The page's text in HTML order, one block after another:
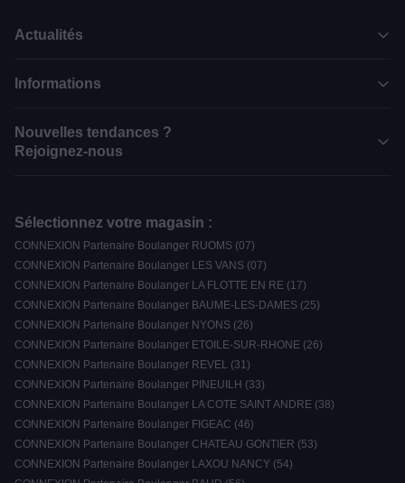
Actualités
Informations
Nouvelles tendances ?
Rejoignez-nous
Sélectionnez votre magasin :
CONNEXION Partenaire Boulanger RUOMS (07)
CONNEXION Partenaire Boulanger LES VANS (07)
CONNEXION Partenaire Boulanger LA FLOTTE EN RE (17)
CONNEXION Partenaire Boulanger BAUME-LES-DAMES (25)
CONNEXION Partenaire Boulanger NYONS (26)
CONNEXION Partenaire Boulanger ETOILE-SUR-RHONE (26)
CONNEXION Partenaire Boulanger REVEL (31)
CONNEXION Partenaire Boulanger PINEUILH (33)
CONNEXION Partenaire Boulanger LA COTE SAINT ANDRE (38)
CONNEXION Partenaire Boulanger FIGEAC (46)
CONNEXION Partenaire Boulanger CHATEAU GONTIER (53)
CONNEXION Partenaire Boulanger LAXOU NANCY (54)